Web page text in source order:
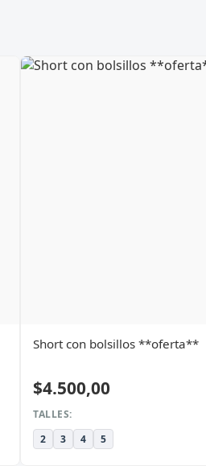
Short con bolsillos **oferta**
$4.500,00
TALLES:
2
3 4 5